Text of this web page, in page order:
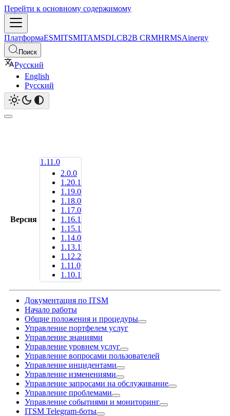
Перейти к основному содержимому
ПлатформаESMITSMITAMSDLCB2B CRMHRMSAinergy
Поиск
Русский
English
Русский
Версия
1.11.0
2.0.0
1.20.1
1.19.0
1.18.0
1.17.0
1.16.1
1.15.1
1.14.0
1.13.1
1.12.2
1.11.0
1.10.1
Документация по ITSM
Начало работы
Общие положения и процедуры
Управление портфелем услуг
Управление знаниями
Управление уровнем услуг
Управление вопросами пользователей
Управление инцидентами
Управление изменениями
Управление запросами на обслуживание
Управление проблемами
Управление событиями и мониторинг
ITSM Telegram-боты